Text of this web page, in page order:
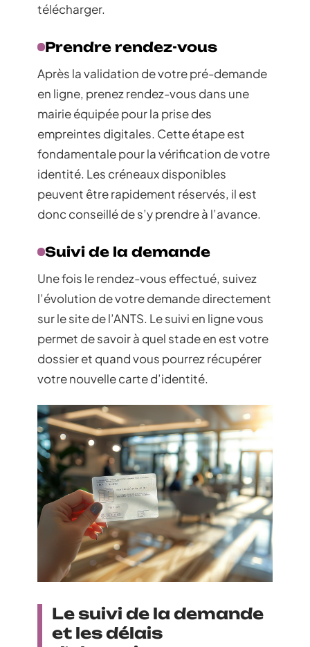
télécharger.
Prendre rendez-vous
Après la validation de votre pré-demande
en ligne, prenez rendez-vous dans une
mairie équipée pour la prise des
empreintes digitales. Cette étape est
fondamentale pour la vérification de votre
identité. Les créneaux disponibles
peuvent être rapidement réservés, il est
donc conseillé de s’y prendre à l’avance.
Suivi de la demande
Une fois le rendez-vous effectué, suivez
l’évolution de votre demande directement
sur le site de l’ANTS. Le suivi en ligne vous
permet de savoir à quel stade en est votre
dossier et quand vous pourrez récupérer
votre nouvelle carte d’identité.
Le suivi de la demande
et les délais